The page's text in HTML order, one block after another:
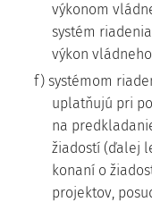
výkonom
systém
výkon
f) systémom
uplatňujú pri
na
žiadostí (ďalej
konaní o
projektov,